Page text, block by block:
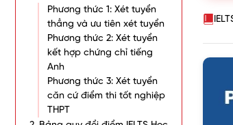
Phương thức 1: Xét tuyển
thẳng và ưu tiên xét tuyển
Phương thức 2: Xét tuyển
kết hợp chứng chỉ tiếng
Anh
Phương thức 3: Xét tuyển
căn cứ điểm thi tốt nghiệp
THPT